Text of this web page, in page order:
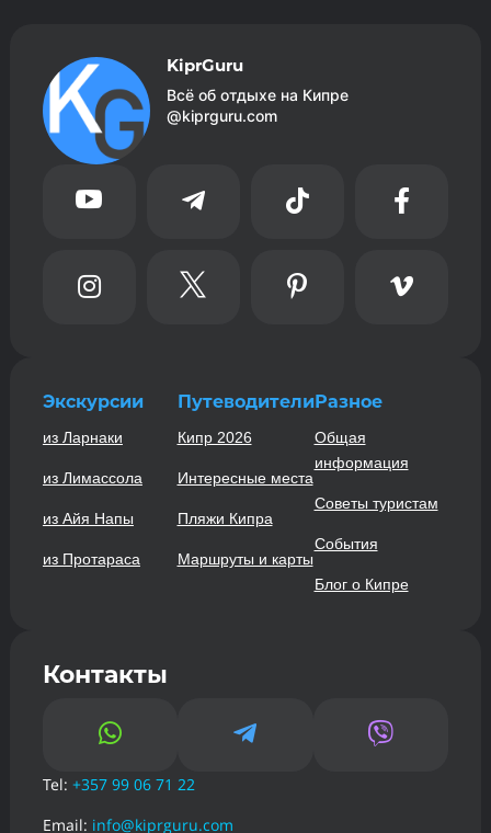
KiprGuru
Всё об отдыхе на Кипре
@kiprguru.com
   
   
Экскурсии
из Ларнаки
из Лимассола
из Айя Напы
из Протараса
Путеводители
Кипр 2026
Интересные места
Пляжи Кипра
Маршруты и карты
Разное
Общая
информация
Советы туристам
События
Блог о Кипре
Контакты
  
Tel: +357 99 06 71 22
Email: info@kiprguru.com